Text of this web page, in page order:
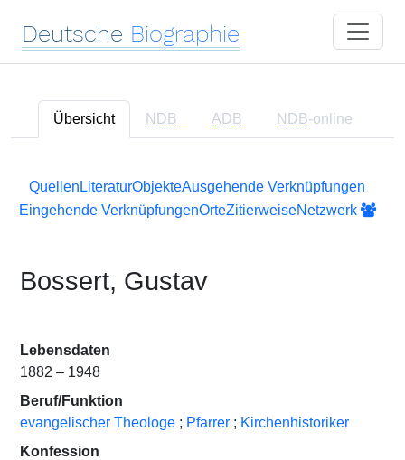
Deutsche Biographie
Übersicht NDB ADB NDB-online
Quellen LiteraturObjekteAusgehende Verknüpfungen
Eingehende VerknüpfungenOrteZitierweiseNetzwerk
Bossert, Gustav
Lebensdaten
1882 – 1948
Beruf/Funktion
evangelischer Theologe ; Pfarrer ; Kirchenhistoriker
Konfession